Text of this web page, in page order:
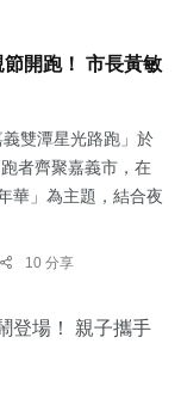
開跑！ 市長黃敏
雙潭星光路跑」於
者齊聚嘉義市，在
華」為主題，結合夜
10 分享